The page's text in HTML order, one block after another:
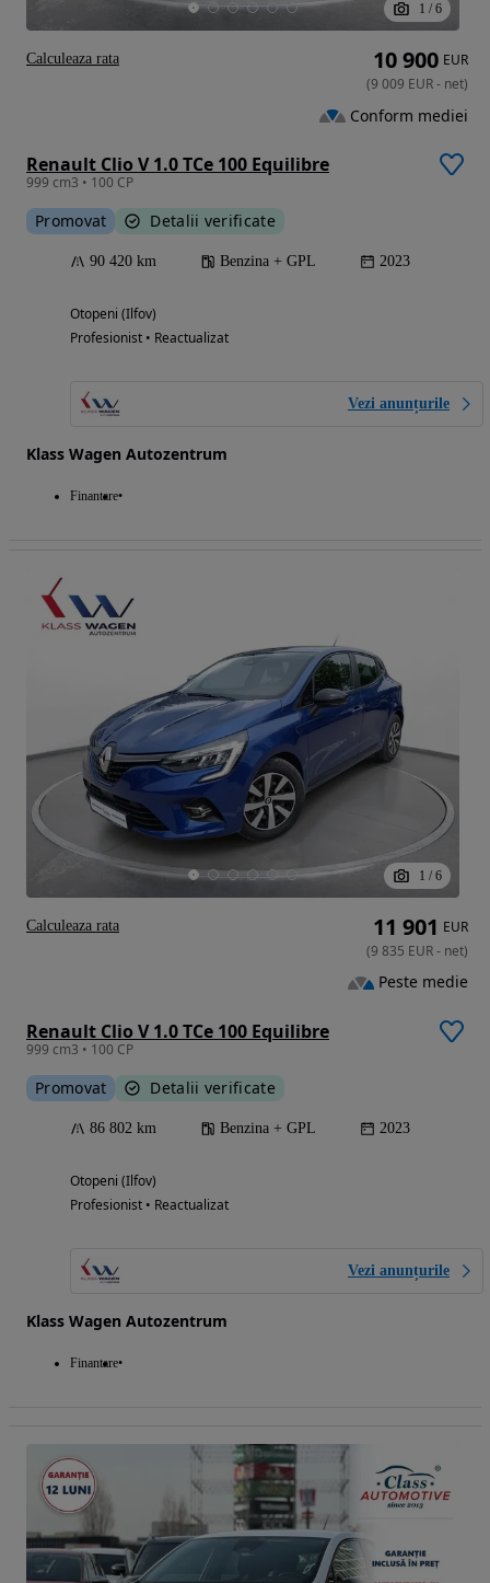
1 / 6
Renault Clio V 1.0 TCe 100 Equilibre
999 cm3 • 100 CP
Promovat Detalii verificate
90 420 km Benzina + GPL 2023
Otopeni (Ilfov)
Profesionist • Reactualizat
Vezi anunțurile
Klass Wagen Autozentrum
Finantare
10 900 EUR
(9 009 EUR- net)
Conform mediei
Calculeaza rata
1 / 6
Renault Clio V 1.0 TCe 100 Equilibre
999 cm3 • 100 CP
Promovat Detalii verificate
86 802 km Benzina + GPL 2023
Otopeni (Ilfov)
Profesionist • Reactualizat
Vezi anunțurile
Klass Wagen Autozentrum
Finantare
11 901 EUR
(9 835 EUR- net)
Peste medie
Calculeaza rata